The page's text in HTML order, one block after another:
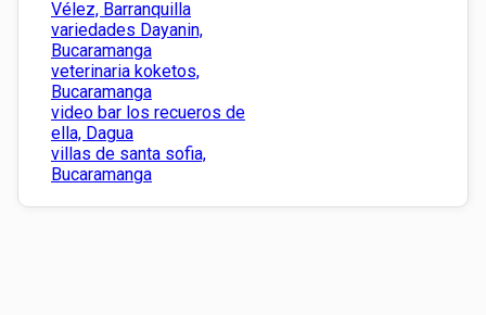
Vélez, Barranquilla
variedades Dayanin,
Bucaramanga
veterinaria koketos,
Bucaramanga
video bar los recueros de
ella, Dagua
villas de santa sofia,
Bucaramanga